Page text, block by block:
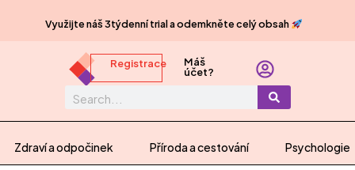
Využijte náš 3týdenní trial a odemkněte celý obsah
Registrace Máš
účet?
Zdraví a odpočinek Příroda a cestování Psychologie